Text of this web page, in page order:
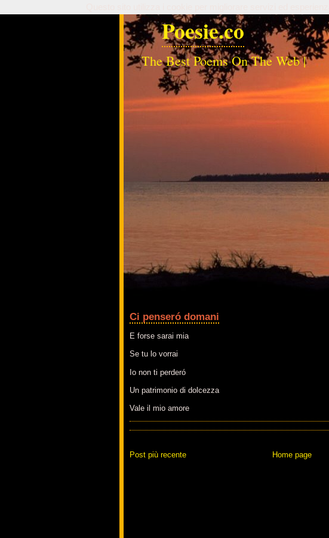
Poesie.co
The Best Poems On The Web |
Ci penseró domani
E forse sarai mia
Se tu lo vorrai
Io non ti perderó
Un patrimonio di dolcezza
Vale il mio amore
Post più recente Home page